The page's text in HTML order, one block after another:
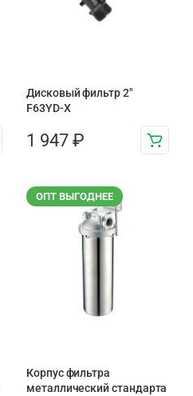
Дисковый фильтр 2"
F63YD-X
1 947 ₽
ОПТ ВЫГОДНЕЕ
Корпус фильтра
металлический стандарта